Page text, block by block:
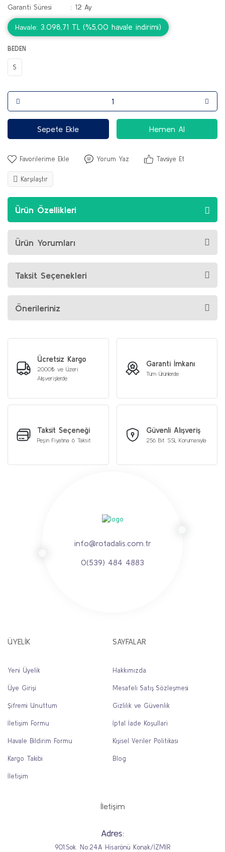
Garanti Süresi
12 Ay
Havale 3.098,71 TL (%5,00 havale indirimi)
BEDEN
S
Sepete Ekle Hemen Al
Yorum Yaz Tavsiye Et
Karşılaştır
Ürün Özellikleri
Ürün Yorumları
Taksit Seçenekleri
Önerileriniz
Ücretsiz Kargo
2000₺ ve Üzeri
Alışverişlerde
Garanti İmkanı
Tüm Ürünlerde
Taksit Seçeneği
Peşin Fiyatına 6 Taksit
Güvenli Alışveriş
256 Bit SSL Korumasıyla
info@rotadalis.com.tr
0(539) 484 4883
ÜYELİK
Yeni Üyelik
Üye Girişi
Şifremi Unuttum
İletişim Formu
Havale Bildirim Formu
Kargo Takibi
İletişim
SAYFALAR
Hakkımızda
Mesafeli Satış Sözleşmesi
Gizlilik ve Güvenlik
İptal İade Koşullari
Kişisel Veriler Politikası
Blog
İletişim
Adres:
901.Sok. No:24A Hisarönü Konak/İZMİR